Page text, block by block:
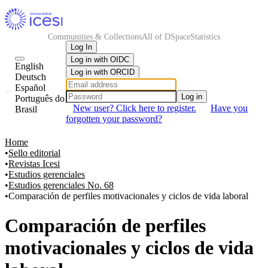
Communities & CollectionsAll of DSpaceStatistics
English
Deutsch
Español
Português do
Brasil
Log In
Log in with OIDC
Log in with ORCID
Log in
New user? Click here to register.
Have you
forgotten your password?
Home
Sello editorial
Revistas Icesi
Estudios gerenciales
Estudios gerenciales No. 68
Comparación de perfiles motivacionales y ciclos de vida laboral
Comparación de perfiles
motivacionales y ciclos de vida